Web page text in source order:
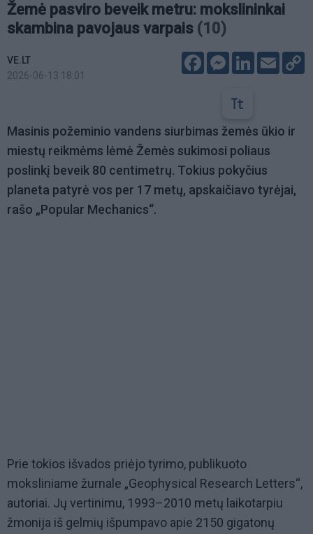
Žemė pasviro beveik metru: mokslininkai
skambina pavojaus varpais (10)
VE.LT
2026-06-13 18:01
FacebookMessenger
LinkedIn
Email
Masinis požeminio vandens siurbimas žemės ūkio ir
miestų reikmėms lėmė Žemės sukimosi poliaus
poslinkį beveik 80 centimetrų. Tokius pokyčius
planeta patyrė vos per 17 metų, apskaičiavo tyrėjai,
rašo „Popular Mechanics“.
Prie tokios išvados priėjo tyrimo, publikuoto
moksliniame žurnale „Geophysical Research Letters“,
autoriai. Jų vertinimu, 1993–2010 metų laikotarpiu
žmonija iš gelmių išpumpavo apie 2150 gigatonų